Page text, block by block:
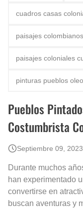
Que
El mundo del
cuadros casas
paisajes
paisajes coloniales
pinturas pueblos oleo
Pueblos
Costumbrista
Septiembre 09, 2023
Durante muchos
han experimentado
convertirse en
buscan aventuras y